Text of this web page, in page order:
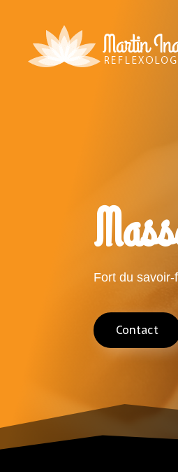
Fort du
Contact